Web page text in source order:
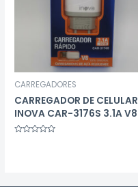
CARREGADORES
CARREGADOR DE CELULAR
INOVA CAR-3176S 3.1A V8